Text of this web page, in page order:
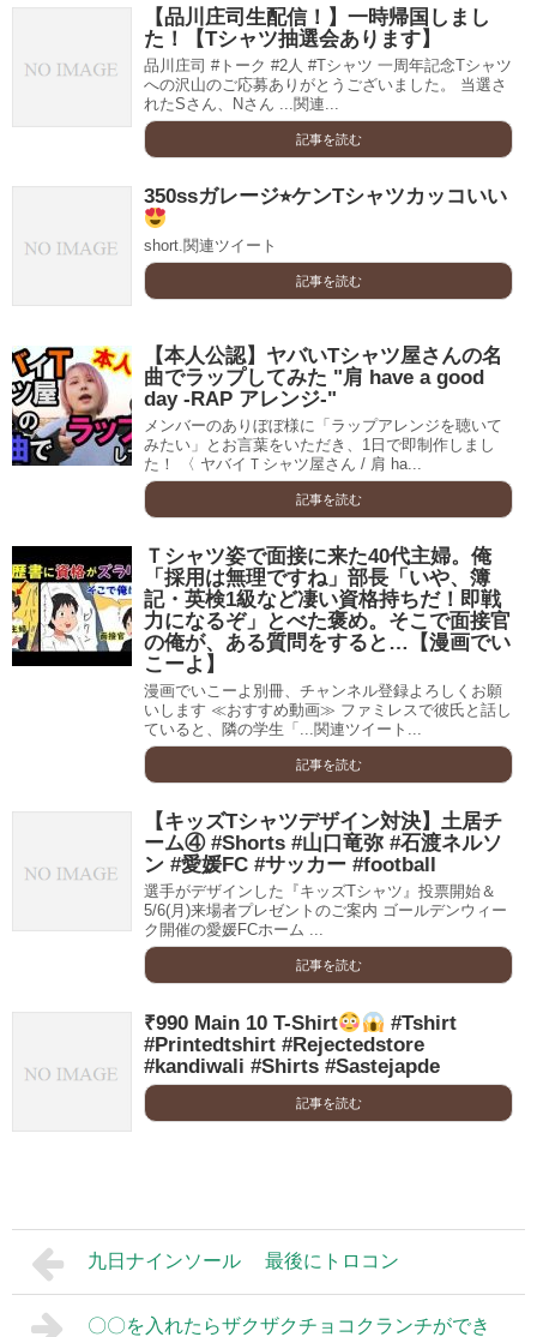
【品川庄司生配信！】一時帰国しまし
た！【Tシャツ抽選会あります】
品川庄司 #トーク #2人 #Tシャツ 一周年記念Tシャツ
への沢山のご応募ありがとうございました。 当選さ
れたSさん、Nさん ...関連...
記事を読む
350ssガレージ⭐︎ケンTシャツカッコいい
short.関連ツイート
記事を読む
【本人公認】ヤバいTシャツ屋さんの名
曲でラップしてみた "肩 have a good
day -RAP アレンジ-"
メンバーのありぼぼ様に「ラップアレンジを聴いて
みたい」とお言葉をいただき、1日で即制作しまし
た！ 〈 ヤバイＴシャツ屋さん / 肩 ha...
記事を読む
Ｔシャツ姿で面接に来た40代主婦。俺
「採用は無理ですね」部長「いや、簿
記・英検1級など凄い資格持ちだ！即戦
力になるぞ」とべた褒め。そこで面接官
の俺が、ある質問をすると…【漫画でい
こーよ】
漫画でいこーよ別冊、チャンネル登録よろしくお願
いします ≪おすすめ動画≫ ファミレスで彼氏と話し
ていると、隣の学生「...関連ツイート...
記事を読む
【キッズTシャツデザイン対決】土居チ
ーム④ #Shorts #山口竜弥 #石渡ネルソ
ン #愛媛FC #サッカー #football
選手がデザインした『キッズTシャツ』投票開始＆
5/6(月)来場者プレゼントのご案内 ゴールデンウィー
ク開催の愛媛FCホーム ...
記事を読む
₹990 Main 10 T-Shirt
#Tshirt
#Printedtshirt #Rejectedstore
#kandiwali #Shirts #Sastejapde
記事を読む
九日ナインソール 最後にトロコン
〇〇を入れたらザクザクチョコクランチができ